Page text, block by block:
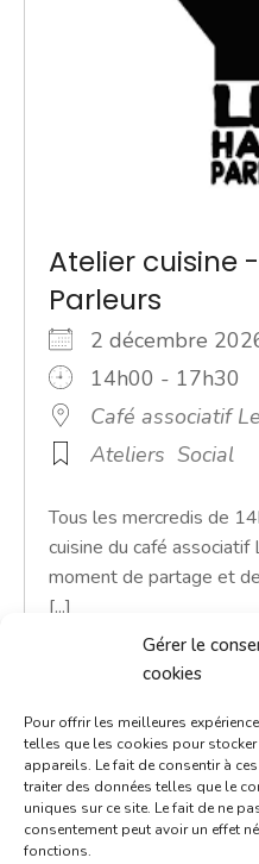
Gérer le
cookies
Pour offrir les meilleures
telles que les cookies pour
appareils. Le fait de consentir à
traiter des données telles que le
uniques sur ce site. Le fait de ne
consentement peut avoir un effet
fonctions.
Atelier cuisine
Parleurs
2 décembre
14h00 - 17h30
Café associatif
Ateliers Social
Tous les mercredis de
cuisine du café
moment de partage et
[...]
En savoir plus